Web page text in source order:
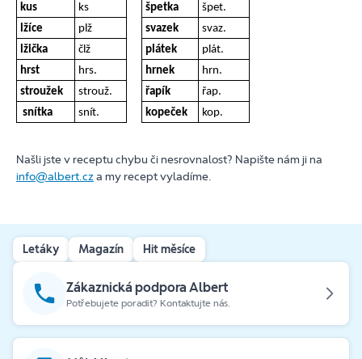
kus ks špetka
špet.
lžíce
plž svazek
svaz.
lžička
člž plátek
plát.
hrst
hrs. hrnek
hrn.
stroužek
strouž. řapík
řap.
snítka
snít. kopeček kop.
Našli jste v receptu chybu či nesrovnalost? Napište nám ji na
info@albert.cza my recept vyladíme.
Letáky Magazín Hit měsíce
Zákaznická podpora Albert
Potřebujete poradit? Kontaktujte nás.